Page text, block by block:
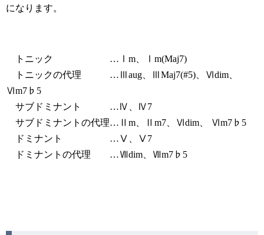
になります。
トニック …Ⅰm、Ⅰm(Maj7)
トニックの代理 …Ⅲaug、ⅢMaj7(#5)、Ⅵdim、
Ⅵm7♭5
サブドミナント …Ⅳ、Ⅳ7
サブドミナントの代理…Ⅱm、Ⅱm7、Ⅵdim、 Ⅵm7♭5
ドミナント …Ⅴ、Ⅴ7
ドミナントの代理 …Ⅶdim、Ⅶm7♭5